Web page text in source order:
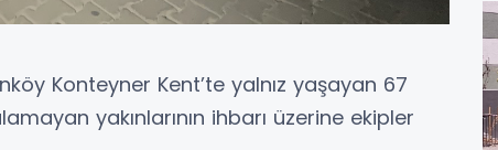
Konteyner Kent’te yalnız yaşayan 67
yakınlarının ihbarı üzerine ekipler